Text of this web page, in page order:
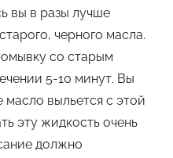
вы в разы лучше
черного масла.
со старым
5-10 минут. Вы
масло выльется с этой
эту жидкость очень
должно